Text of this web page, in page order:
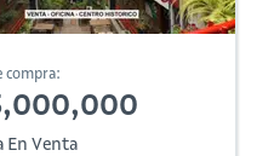
compra:
En Venta